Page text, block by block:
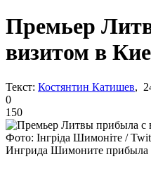
Премьер
визитом в
Текст: Костянтин Катишев,
0
150
Фото: Інгріда Шимоніте /
Ингрида Шимоните прибыла